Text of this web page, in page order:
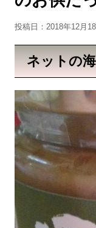
投稿日：2018年12月
ネットの